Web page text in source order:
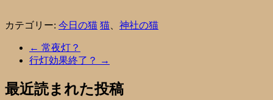
カテゴリー: 今日の猫 猫 神社の猫
← 常夜灯？
行灯効果終了？
→
最近読まれた投稿